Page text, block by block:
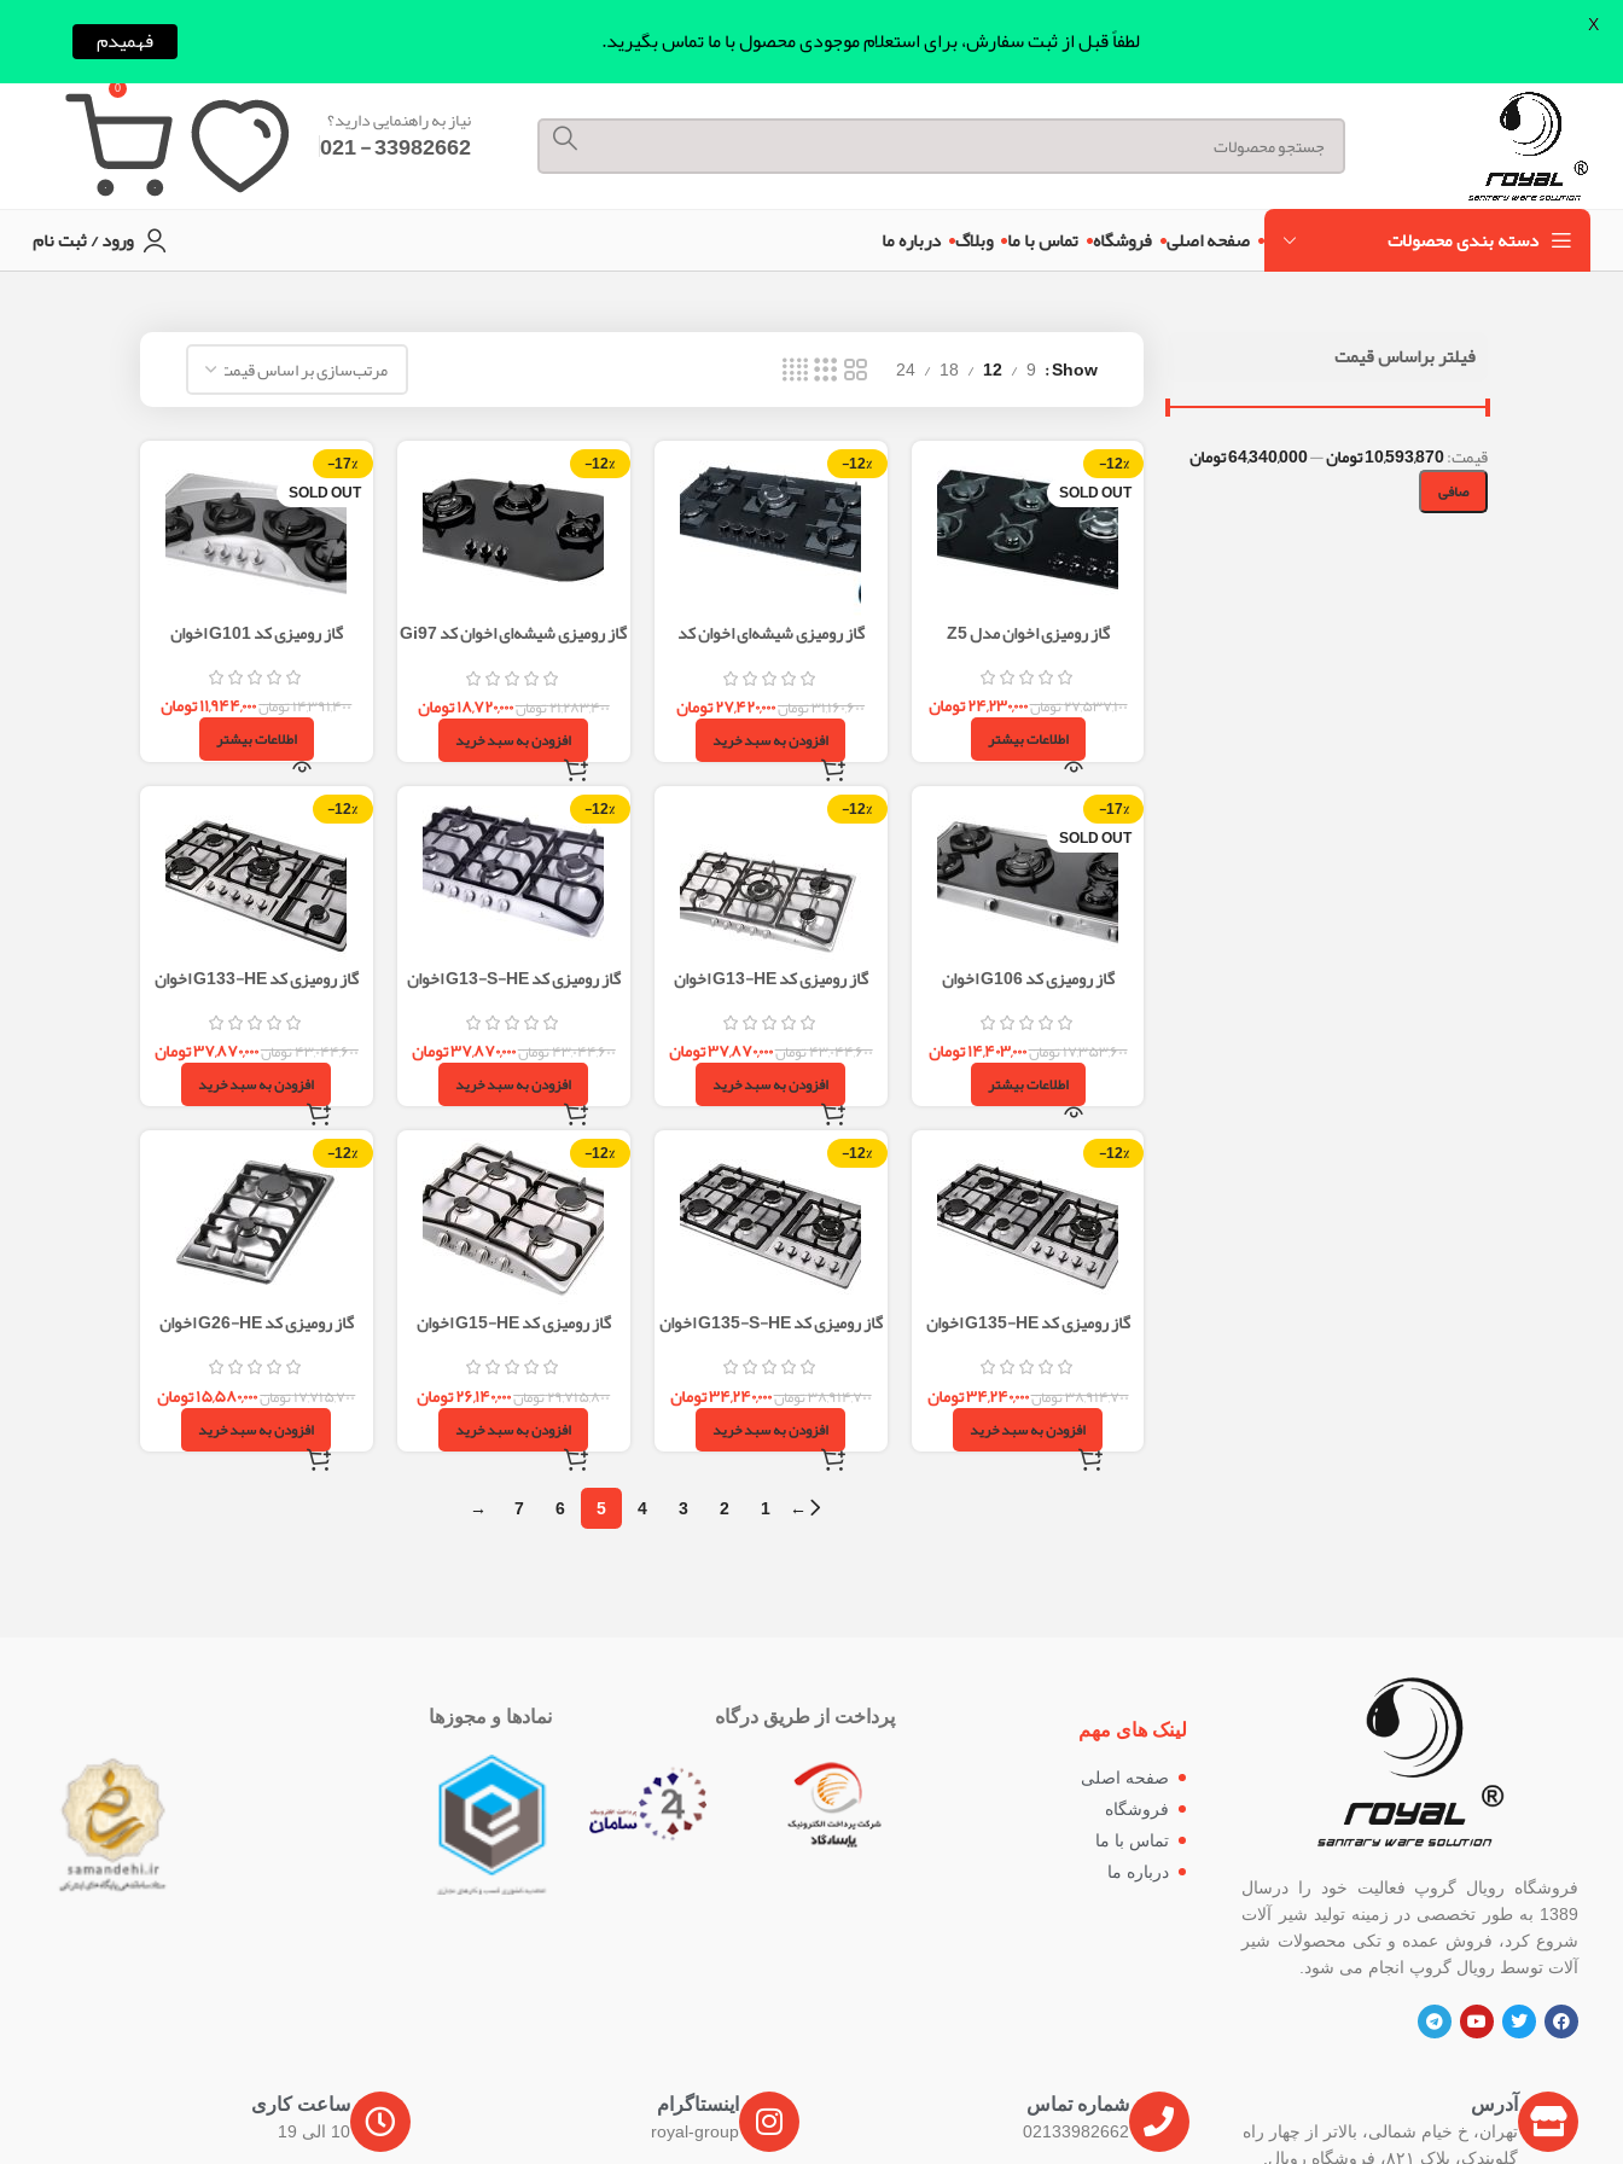
نیاز به راهنمایی دارید؟
33982662 - 021
0
دسته بندی محصولات صفحه اصلی فروشگاه تماس با ما وبلاگ درباره ما ورود / ثبت نام
فیلتر براساس قیمت
صافی
قيمت:10,593,870 تومان —64,340,000 تومان
Show
9
12
18
24
-12%
SOLD OUT
گاز رومیزی اخوان مدل Z5
۲۷,۵۳۷,۱۰۰تومان۲۴,۲۳۰,۰۰۰تومان
اطلاعات بیشتر
-12%
گاز رومیزی شیشه‌ای اخوان کد
۳۱,۱۶۰,۶۰۰تومان۲۷,۴۲۰,۰۰۰تومان
افزودن به سبد خرید
-12%
گاز رومیزی شیشه‌ای اخوان کد Gi97
۲۱,۲۸۳,۴۰۰تومان۱۸,۷۲۰,۰۰۰تومان
افزودن به سبد خرید
-17%
SOLD OUT
گاز رومیزی کد G101 اخوان
۱۴,۳۹۱,۴۰۰تومان۱۱,۹۴۴,۰۰۰تومان
اطلاعات بیشتر
-17%
SOLD OUT
گاز رومیزی کد G106 اخوان
۱۷,۳۵۳,۶۰۰تومان۱۴,۴۰۳,۰۰۰تومان
اطلاعات بیشتر
-12%
گاز رومیزی کد G13-HE اخوان
۴۳,۰۴۴,۶۰۰تومان۳۷,۸۷۰,۰۰۰تومان
افزودن به سبد خرید
-12%
گاز رومیزی کد G13-S-HE اخوان
۴۳,۰۴۴,۶۰۰تومان۳۷,۸۷۰,۰۰۰تومان
افزودن به سبد خرید
-12%
گاز رومیزی کد G133-HE اخوان
۴۳,۰۴۴,۶۰۰تومان۳۷,۸۷۰,۰۰۰تومان
افزودن به سبد خرید
-12%
گاز رومیزی کد G135-HE اخوان
۳۸,۹۱۴,۷۰۰تومان۳۴,۲۴۰,۰۰۰تومان
افزودن به سبد خرید
-12%
گاز رومیزی کد G135-S-HE اخوان
۳۸,۹۱۴,۷۰۰تومان۳۴,۲۴۰,۰۰۰تومان
افزودن به سبد خرید
-12%
گاز رومیزی کد G15-HE اخوان
۲۹,۷۱۵,۸۰۰تومان۲۶,۱۴۰,۰۰۰تومان
افزودن به سبد خرید
-12%
گاز رومیزی کد G26-HE اخوان
۱۷,۷۱۵,۷۰۰تومان۱۵,۵۸۰,۰۰۰تومان
افزودن به سبد خرید
←
1
2
3
4
5
6
7
→
فروشگاه رویال گروپ فعالیت خود را درسال
1389 به طور تخصصی در زمینه تولید شیر آلات
شروع کرد، فروش عمده و تکی محصولات شیر
آلات توسط رویال گروپ انجام می شود.
لینک های مهم
صفحه اصلی
فروشگاه
تماس با ما
درباره ما
پرداخت از طریق درگاه نمادها و مجوزها
آدرس
تهران، خ خیام شمالی، بالاتر از چهار راه
گلوبندک، پلاک ۸۲۱، فروشگاه رویال.
شماره تماس
02133982662
اینستاگرام
royal-group
ساعت کاری
10 الی 19
لطفاً قبل از ثبت سفارش، برای استعلام موجودی محصول با ما تماس بگیرید. فهمیدم X